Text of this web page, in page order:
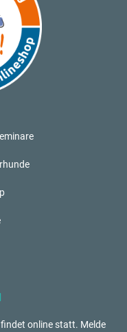
online statt. Melde